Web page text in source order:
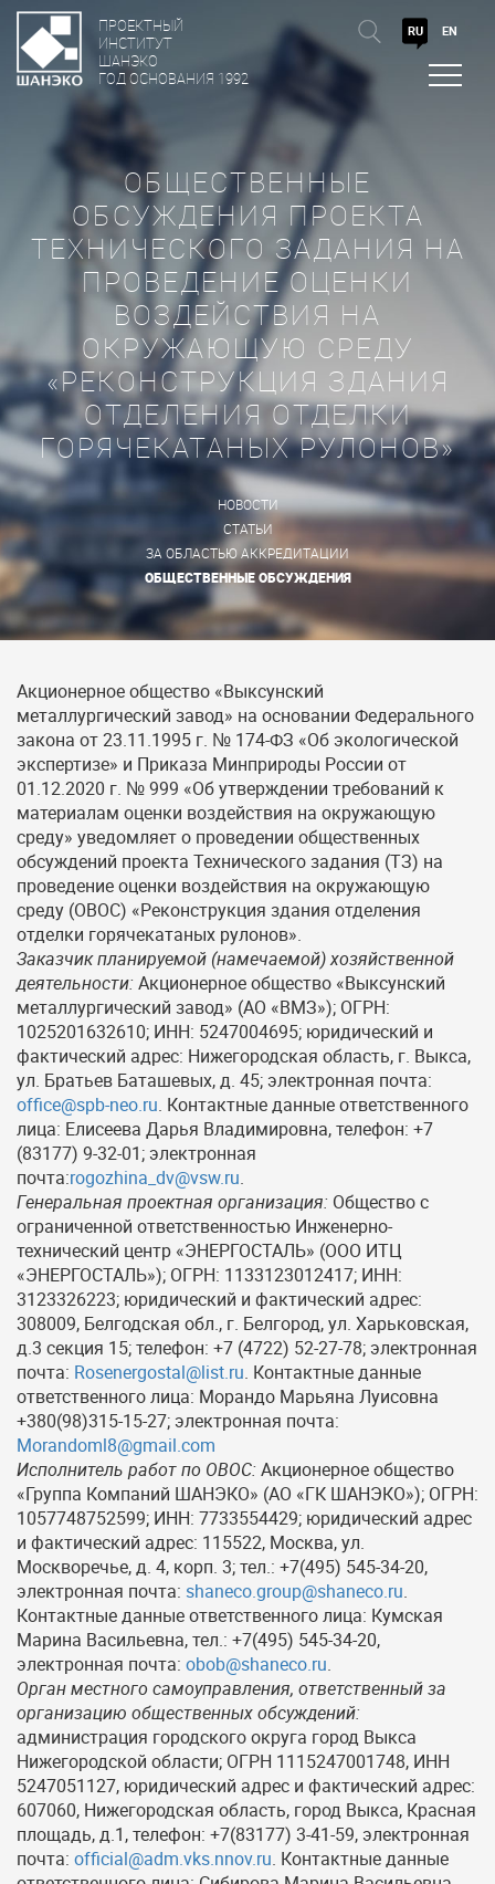
ПРОЕКТНЫЙ
ИНСТИТУТ
ШАНЭКО
ГОД ОСНОВАНИЯ 1992
RU EN
ОБЩЕСТВЕННЫЕ
ОБСУЖДЕНИЯ ПРОЕКТА
ТЕХНИЧЕСКОГО ЗАДАНИЯ НА
ПРОВЕДЕНИЕ ОЦЕНКИ
ВОЗДЕЙСТВИЯ НА
ОКРУЖАЮЩУЮ СРЕДУ
«РЕКОНСТРУКЦИЯ ЗДАНИЯ
ОТДЕЛЕНИЯ ОТДЕЛКИ
ГОРЯЧЕКАТАНЫХ РУЛОНОВ»
НОВОСТИ
СТАТЬИ
ЗА ОБЛАСТЬЮ АККРЕДИТАЦИИ
ОБЩЕСТВЕННЫЕ ОБСУЖДЕНИЯ
Акционерное общество «Выксунский
металлургический завод» на основании Федерального
закона от 23.11.1995 г. № 174-ФЗ «Об экологической
экспертизе» и Приказа Минприроды России от
01.12.2020 г. № 999 «Об утверждении требований к
материалам оценки воздействия на окружающую
среду» уведомляет о проведении общественных
обсуждений проекта Технического задания (ТЗ) на
проведение оценки воздействия на окружающую
среду (ОВОС) «Реконструкция здания отделения
отделки горячекатаных рулонов».
Заказчик планируемой (намечаемой) хозяйственной
деятельности: Акционерное общество «Выксунский
металлургический завод» (АО «ВМЗ»); ОГРН:
1025201632610; ИНН: 5247004695; юридический и
фактический адрес: Нижегородская область, г. Выкса,
ул. Братьев Баташевых, д. 45; электронная почта:
office@spb-neo.ru. Контактные данные ответственного
лица: Елисеева Дарья Владимировна, телефон: +7
(83177) 9-32-01; электронная
почта:rogozhina_dv@vsw.ru.
Генеральная проектная организация: Общество с
ограниченной ответственностью Инженерно-
технический центр «ЭНЕРГОСТАЛЬ» (ООО ИТЦ
«ЭНЕРГОСТАЛЬ»); ОГРН: 1133123012417; ИНН:
3123326223; юридический и фактический адрес:
308009, Белгодская обл., г. Белгород, ул. Харьковская,
д.3 секция 15; телефон: +7 (4722) 52-27-78; электронная
почта: Rosenergostal@list.ru. Контактные данные
ответственного лица: Морандо Марьяна Луисовна
+380(98)315-15-27; электронная почта:
Morandoml8@gmail.com
Исполнитель работ по ОВОС: Акционерное общество
«Группа Компаний ШАНЭКО» (АО «ГК ШАНЭКО»); ОГРН:
1057748752599; ИНН: 7733554429; юридический адрес
и фактический адрес: 115522, Москва, ул.
Москворечье, д. 4, корп. 3; тел.: +7(495) 545-34-20,
электронная почта: shaneco.group@shaneco.ru.
Контактные данные ответственного лица: Кумская
Марина Васильевна, тел.: +7(495) 545-34-20,
электронная почта: obob@shaneco.ru.
Орган местного самоуправления, ответственный за
организацию общественных обсуждений:
администрация городского округа город Выкса
Нижегородской области; ОГРН 1115247001748, ИНН
5247051127, юридический адрес и фактический адрес:
607060, Нижегородская область, город Выкса, Красная
площадь, д.1, телефон: +7(83177) 3-41-59, электронная
почта: official@adm.vks.nnov.ru. Контактные данные